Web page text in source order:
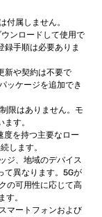
付属しません。
ンロードして使用で
録手順は必要ありま
新や契約は不要で
ッケージを追加でき
限はありません。モ
す。
度を持つ主要なロー
します。
ジ、地域のデバイス
て異なります。5Gが
の可用性に応じて高
す。
マートフォンおよび